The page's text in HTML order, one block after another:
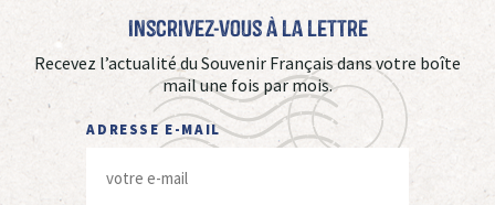
Inscrivez-vous à La Lettre
Recevez l’actualité du Souvenir Français dans votre boîte
mail une fois par mois.
ADRESSE E-MAIL